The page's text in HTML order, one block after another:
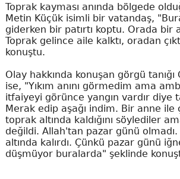
Toprak kayması anında bölgede
Metin Küçük isimli bir vatandaş,
giderken bir patırtı koptu. Orada bir
Toprak gelince aile kalktı, oradan
konuştu.
Olay hakkında konuşan görgü
ise, "Yıkım anını görmedim ama
itfaiyeyi görünce yangın vardır diye
Merak edip aşağı indim. Bir anne ile
toprak altında kaldığını söylediler
değildi. Allah'tan pazar günü olmadı.
altında kalırdı. Çünkü pazar günü
düşmüyor buralarda" şeklinde